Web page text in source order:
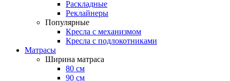
Раскладные
Реклайнеры
Популярные
Кресла с механизмом
Кресла с подлокотниками
Матрасы
Ширина матраса
80 см
90 см